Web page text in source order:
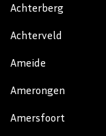
Achterberg
Achterveld
Ameide
Amerongen
Amersfoort